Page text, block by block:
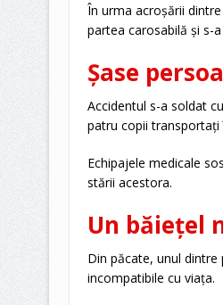
În urma acroșării
partea carosabilă și s-
Șase
Accidentul s-a soldat
patru copii transportați
Echipajele medicale
stării acestora.
Un băiețel
Din păcate, unul
incompatibile cu viața.